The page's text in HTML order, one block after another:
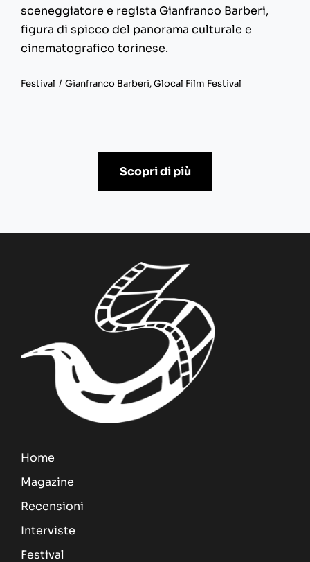
sceneggiatore e regista Gianfranco Barberi,
figura di spicco del panorama culturale e
cinematografico torinese.
Festival / Gianfranco Barberi,Glocal Film Festival
Scopri di più
Home
Magazine
Recensioni
Interviste
Festival